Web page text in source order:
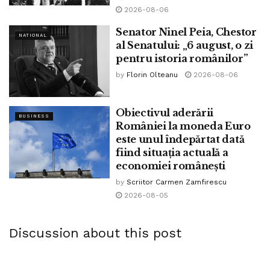
prezent Stela Spataru
viata viitor
2026-08-06
NATIONAL
Senator Ninel Peia, Chestor
al Senatului: „6 august, o zi
pentru istoria românilor”
by Florin Olteanu 2026-08-06
BUSINESS
Obiectivul aderării
României la moneda Euro
este unul îndepărtat dată
fiind situația actuală a
economiei românești
by Scriitor Carmen Zamfirescu
2026-08-05
Discussion about this post